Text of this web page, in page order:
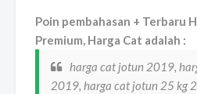
Poin pembahasan + Terbaru
Premium, Harga Cat adalah :
harga cat jotun 2019,
2019, harga cat jotun 25 kg